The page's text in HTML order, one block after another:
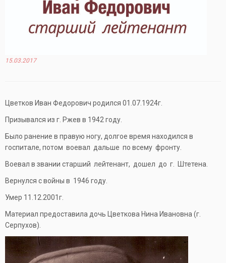
15.03.2017
Цветков Иван Федорович родился 01.07.1924г.
Призывался из г. Ржев в 1942 году.
Было ранение в правую ногу, долгое время находился в
госпитале, потом воевал дальше по всему фронту.
Воевал в звании старший лейтенант, дошел до г. Штетена.
Вернулся с войны в 1946 году.
Умер 11.12.2001г.
Материал предоставила дочь Цветкова Нина Ивановна (г.
Серпухов).